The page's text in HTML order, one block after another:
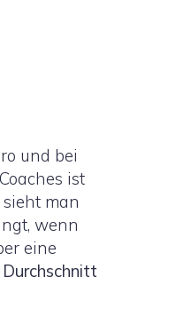
und bei
ist
man
wenn
eine